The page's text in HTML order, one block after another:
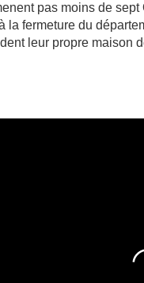
pas moins de
la fermeture du
leur propre maison